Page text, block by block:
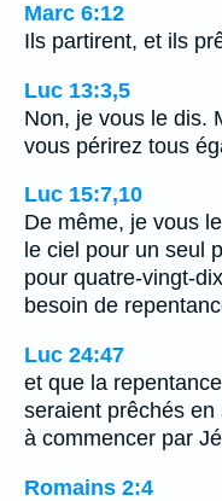
Marc 6:12
Ils partirent, et ils
Luc 13:3,5
Non, je vous le dis.
vous périrez tous
Luc 15:7,10
De même, je vous
le ciel pour un seul
pour quatre-vingt-
besoin de
Luc 24:47
et que la
seraient prêchés
à commencer par
Romains 2:4